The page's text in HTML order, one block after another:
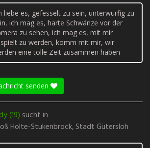
liebe es, gefesselt zu sein, unterwürfig zu
ich mag es, harte Schwänze vor der
zu sehen, ich mag es, mit mir
zu werden, komm mit mir, wir
eine tolle Zeit zusammen haben
senden
(19) sucht in
Holte-Stukenbrock, Stadt Gütersloh